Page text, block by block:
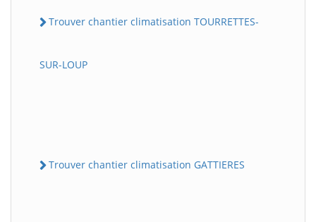
Trouver chantier climatisation TOURRETTES-
SUR-LOUP
Trouver chantier climatisation GATTIERES